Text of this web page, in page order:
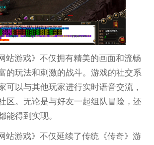
站游戏》不仅拥有精美的画面和流畅
的玩法和刺激的战斗。游戏的社交系
可以与其他玩家进行实时语音交流，
区。无论是与好友一起组队冒险，还
能得到实现。
站游戏》不仅延续了传统《传奇》游